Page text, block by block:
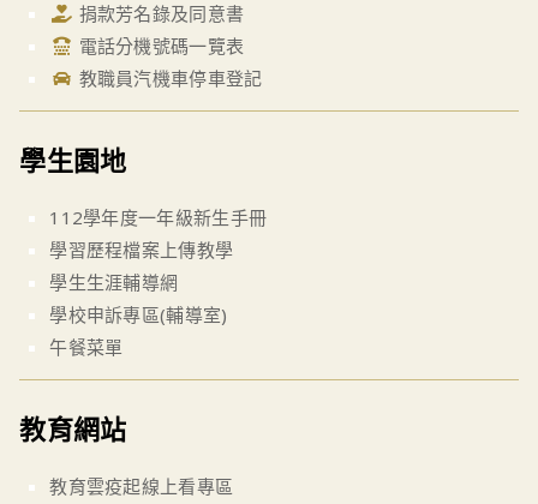
捐款芳名錄及同意書
電話分機號碼一覽表
教職員汽機車停車登記
學生園地
112學年度一年級新生手冊
學習歷程檔案上傳教學
學生生涯輔導網
學校申訴專區(輔導室)
午餐菜單
教育網站
教育雲疫起線上看專區